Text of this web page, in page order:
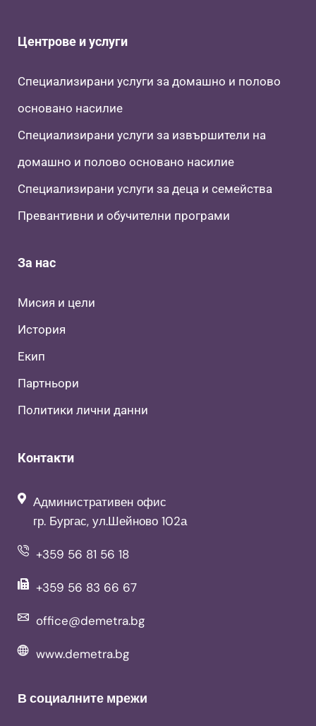
Центрове и услуги
Специализирани услуги за домашно и полово
основано насилие
Специализирани услуги за извършители на
домашно и полово основано насилие
Специализирани услуги за деца и семейства
Превантивни и обучителни програми
За нас
Мисия и цели
История
Екип
Партньори
Политики лични данни
Контакти
Административен офис
гр. Бургас, ул.Шейново 102а
+359 56 81 56 18
+359 56 83 66 67
office@demetra.bg
www.demetra.bg
В социалните мрежи